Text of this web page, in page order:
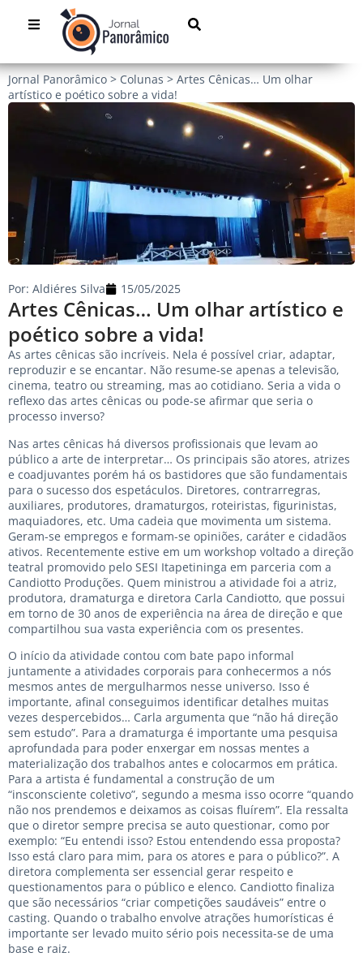
Jornal Panorâmico > Colunas > Artes Cênicas… Um olhar
artístico e poético sobre a vida!
Artes Cênicas… Um olhar artístico e
poético sobre a vida!
Por: Aldiéres Silva 15/05/2025
As artes cênicas são incríveis. Nela é possível criar, adaptar,
reproduzir e se encantar. Não resume-se apenas a televisão,
cinema, teatro ou streaming, mas ao cotidiano. Seria a vida o
reflexo das artes cênicas ou pode-se afirmar que seria o
processo inverso?
Nas artes cênicas há diversos profissionais que levam ao
público a arte de interpretar… Os principais são atores, atrizes
e coadjuvantes porém há os bastidores que são fundamentais
para o sucesso dos espetáculos. Diretores, contrarregras,
auxiliares, produtores, dramaturgos, roteiristas, figurinistas,
maquiadores, etc. Uma cadeia que movimenta um sistema.
Geram-se empregos e formam-se opiniões, caráter e cidadãos
ativos. Recentemente estive em um workshop voltado a direção
teatral promovido pelo SESI Itapetininga em parceria com a
Candiotto Produções. Quem ministrou a atividade foi a atriz,
produtora, dramaturga e diretora Carla Candiotto, que possui
em torno de 30 anos de experiência na área de direção e que
compartilhou sua vasta experiência com os presentes.
O início da atividade contou com bate papo informal
juntamente a atividades corporais para conhecermos a nós
mesmos antes de mergulharmos nesse universo. Isso é
importante, afinal conseguimos identificar detalhes muitas
vezes despercebidos… Carla argumenta que “não há direção
sem estudo”. Para a dramaturga é importante uma pesquisa
aprofundada para poder enxergar em nossas mentes a
materialização dos trabalhos antes e colocarmos em prática.
Para a artista é fundamental a construção de um
“insconsciente coletivo”, segundo a mesma isso ocorre “quando
não nos prendemos e deixamos as coisas fluírem”. Ela ressalta
que o diretor sempre precisa se auto questionar, como por
exemplo: “Eu entendi isso? Estou entendendo essa proposta?
Isso está claro para mim, para os atores e para o público?”. A
diretora complementa ser essencial gerar respeito e
questionamentos para o público e elenco. Candiotto finaliza
que são necessários “criar competições saudáveis” entre o
casting. Quando o trabalho envolve atrações humorísticas é
importante ser levado muito sério pois necessita-se de uma
base e raiz.